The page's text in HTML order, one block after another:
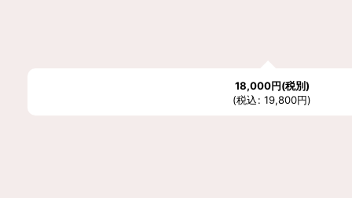
18,000円(税別)
(税込: 19,800円)